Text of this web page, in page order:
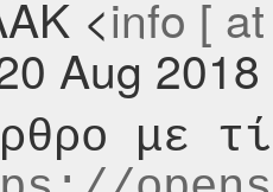
<info [
Aug
με